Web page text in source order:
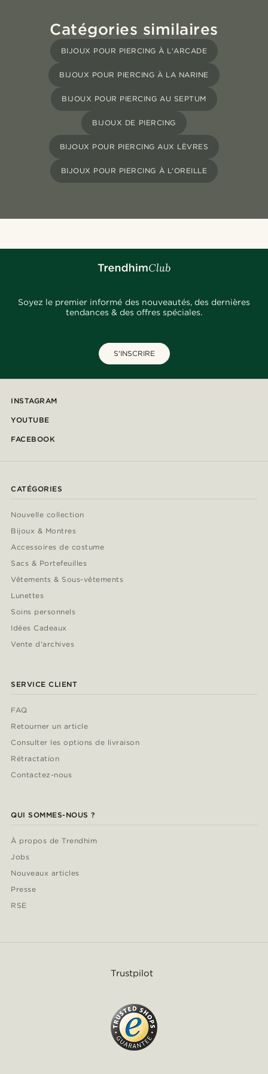
Catégories similaires
BIJOUX POUR PIERCING À L'ARCADE
BIJOUX POUR PIERCING À LA NARINE
BIJOUX POUR PIERCING AU SEPTUM
BIJOUX DE PIERCING
BIJOUX POUR PIERCING AUX LÈVRES
BIJOUX POUR PIERCING À L'OREILLE
Soyez le premier informé des nouveautés, des dernières
tendances & des offres spéciales.
S'INSCRIRE
INSTAGRAM
YOUTUBE
FACEBOOK
CATÉGORIES
Nouvelle collection
Bijoux & Montres
Accessoires de costume
Sacs & Portefeuilles
Vêtements & Sous-vêtements
Lunettes
Soins personnels
Idées Cadeaux
Vente d'archives
SERVICE CLIENT
FAQ
Retourner un article
Consulter les options de livraison
Rétractation
Contactez-nous
QUI SOMMES-NOUS ?
À propos de Trendhim
Jobs
Nouveaux articles
Presse
RSE
Trustpilot